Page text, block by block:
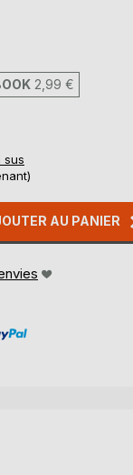
2,99 €
sus
AU PANIER